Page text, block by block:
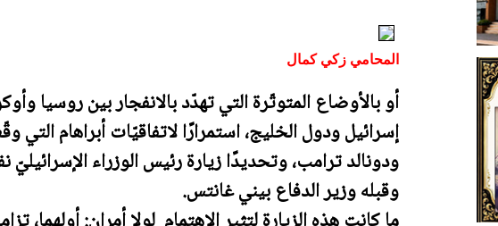
المحامي زكي كمال
أو بالأوضاع المتوتّرة التي تهدّد بالانفجار بين روسيا
إسرائيل ودول الخليج، استمرارًا لاتفاقيّات أبراهام التي
ودونالد ترامب، وتحديدًا زيارة رئيس الوزراء الإسرائيليّ
وقبله وزير الدفاع بيني غانتس.